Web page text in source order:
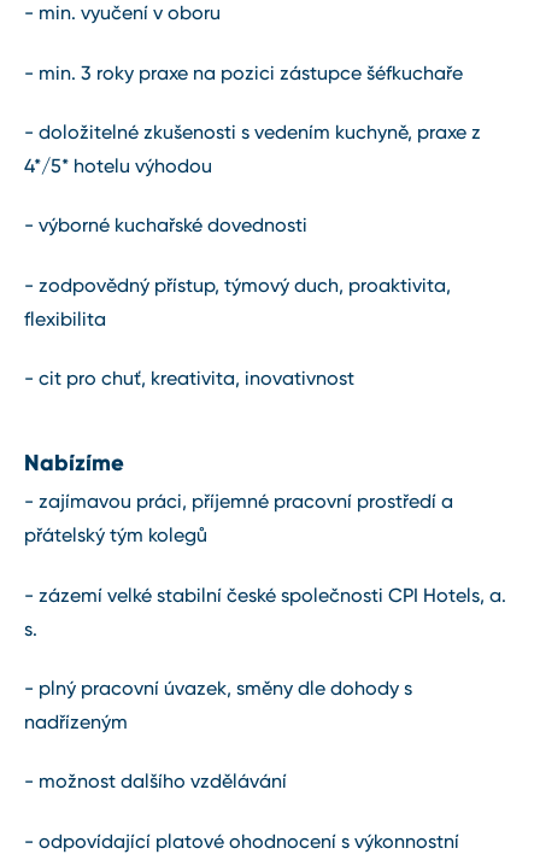
- min. vyučení v oboru
- min. 3 roky praxe na pozici zástupce šéfkuchaře
- doložitelné zkušenosti s vedením kuchyně, praxe z
4*/5* hotelu výhodou
- výborné kuchařské dovednosti
- zodpovědný přístup, týmový duch, proaktivita,
flexibilita
- cit pro chuť, kreativita, inovativnost
Nabízíme
- zajímavou práci, příjemné pracovní prostředí a
přátelský tým kolegů
- zázemí velké stabilní české společnosti CPI Hotels, a.
s.
- plný pracovní úvazek, směny dle dohody s
nadřízeným
- možnost dalšího vzdělávání
- odpovídající platové ohodnocení s výkonnostní